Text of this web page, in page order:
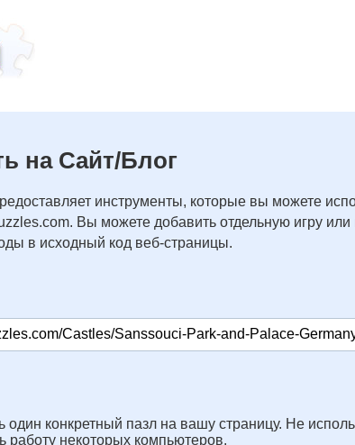
на Сайт/Блог
инструменты, которые вы можете
Вы можете добавить отдельную игру
в исходный код веб-страницы.
конкретный пазл на вашу страницу. Не
работу некоторых компьютеров.